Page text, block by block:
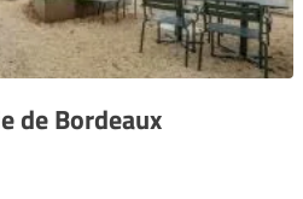
de Bordeaux